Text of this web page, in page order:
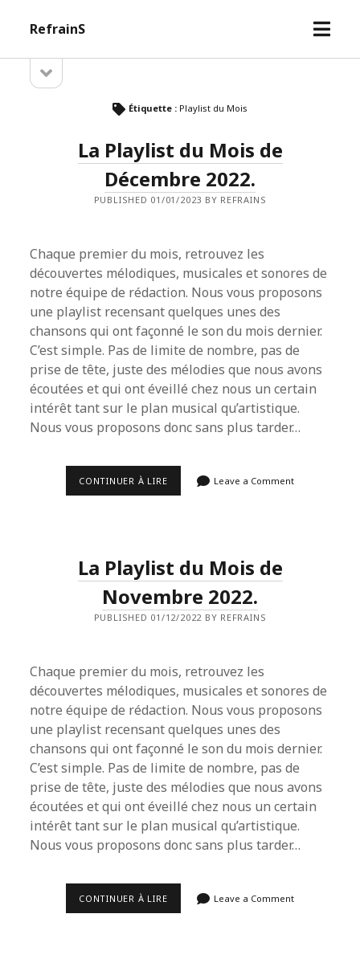
RefrainS
open
Sidebarsidebar
Étiquette : Playlist du Mois
La Playlist du Mois de
Décembre 2022.
PUBLISHED 01/01/2023 BY REFRAINS
Chaque premier du mois, retrouvez les
découvertes mélodiques, musicales et sonores de
notre équipe de rédaction. Nous vous proposons
une playlist recensant quelques unes des
chansons qui ont façonné le son du mois dernier.
C’est simple. Pas de limite de nombre, pas de
prise de tête, juste des mélodies que nous avons
écoutées et qui ont éveillé chez nous un certain
intérêt tant sur le plan musical qu’artistique.
Nous vous proposons donc sans plus tarder…
CONTINUER À LIRELA
Leave a Comment
La Playlist du Mois de
Novembre 2022.
PUBLISHED 01/12/2022 BY REFRAINS
Chaque premier du mois, retrouvez les
découvertes mélodiques, musicales et sonores de
notre équipe de rédaction. Nous vous proposons
une playlist recensant quelques unes des
chansons qui ont façonné le son du mois dernier.
C’est simple. Pas de limite de nombre, pas de
prise de tête, juste des mélodies que nous avons
écoutées et qui ont éveillé chez nous un certain
intérêt tant sur le plan musical qu’artistique.
Nous vous proposons donc sans plus tarder…
CONTINUER À LIRELA
Leave a Comment